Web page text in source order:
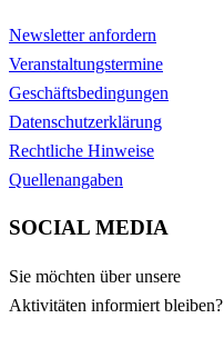
Newsletter anfordern
Veranstaltungstermine
Geschäftsbedingungen
Datenschutzerklärung
Rechtliche Hinweise
Quellenangaben
SOCIAL MEDIA
Sie möchten über unsere
Aktivitäten informiert bleiben?